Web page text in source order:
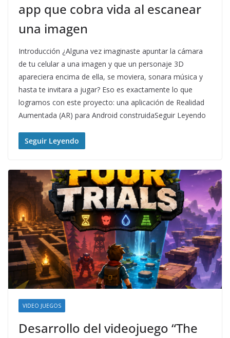
app que cobra vida al escanear
una imagen
Introducción ¿Alguna vez imaginaste apuntar la cámara
de tu celular a una imagen y que un personaje 3D
apareciera encima de ella, se moviera, sonara música y
hasta te invitara a jugar? Eso es exactamente lo que
logramos con este proyecto: una aplicación de Realidad
Aumentada (AR) para Android construidaSeguir Leyendo
Seguir Leyendo
VIDEO JUEGOS
Desarrollo del videojuego “The